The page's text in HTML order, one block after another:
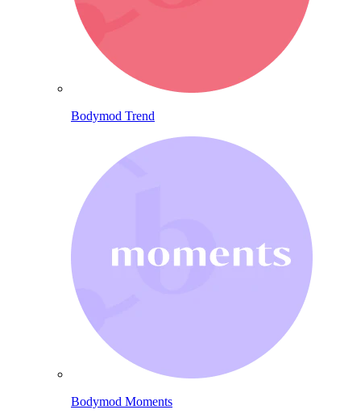
Bodymod Trend
Bodymod Moments